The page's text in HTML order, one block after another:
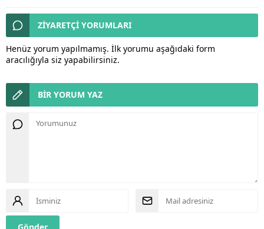
ZİYARETÇİ YORUMLARI
Henüz yorum yapılmamış. İlk yorumu aşağıdaki form
aracılığıyla siz yapabilirsiniz.
BİR YORUM YAZ